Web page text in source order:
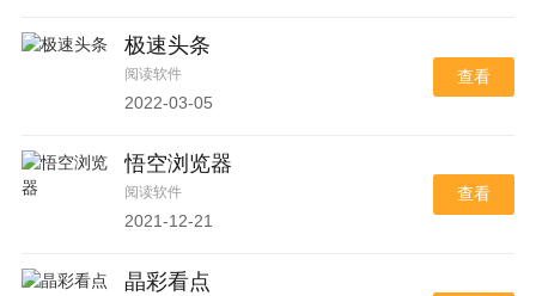
极速头条
阅读软件
2022-03-05
查看
悟空浏览器
阅读软件
2021-12-21
查看
晶彩看点